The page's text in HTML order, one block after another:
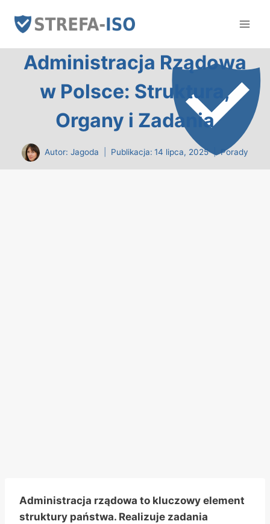
Administracja Rządowa
w Polsce: Struktura,
Organy i Zadania
Autor: Jagoda Publikacja: 14 lipca, 2025 Porady
Administracja rządowa to kluczowy element
struktury państwa. Realizuje zadania